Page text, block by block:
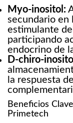
Myo-inositol:
secundario en
estimulante
participando
endocrino de
D-chiro-
la respuesta
Beneficios
Primetech